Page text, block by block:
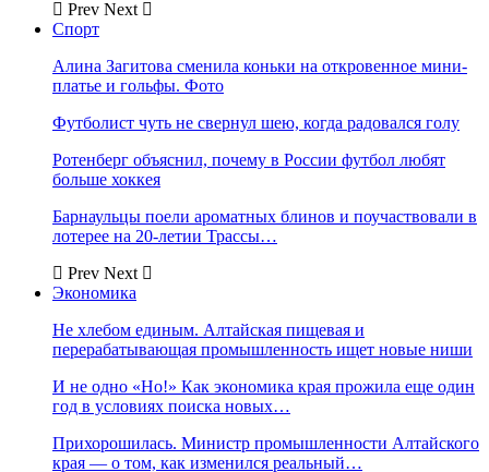
Prev Next
Спорт
Алина Загитова сменила коньки на откровенное мини-
платье и гольфы. Фото
Футболист чуть не свернул шею, когда радовался голу
Ротенберг объяснил, почему в России футбол любят
больше хоккея
Барнаульцы поели ароматных блинов и поучаствовали в
лотерее на 20-летии Трассы…
Prev Next
Экономика
Не хлебом единым. Алтайская пищевая и
перерабатывающая промышленность ищет новые ниши
И не одно «Но!» Как экономика края прожила еще один
год в условиях поиска новых…
Прихорошилась. Министр промышленности Алтайского
края — о том, как изменился реальный…